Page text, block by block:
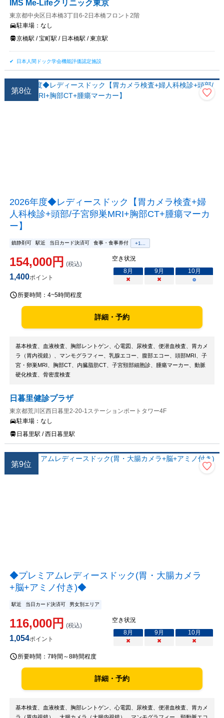
IMS Me-Lifeクリニック東京
東京都中央区日本橋3丁目6-2日本橋フロント2階
駐車場： なし
京橋駅 / 宝町駅 / 日本橋駅 / 東京駅
日本人間ドック学会機能評価認定施設
第8位
2026年度◆レディースドック【胃カメラ検査+婦
人科検診+頭部/子宮卵巣MRI+胸部CT+腫瘍マーカ
ー】
鎮静剤可 駅近 当日カード決済可 食事・食事券付 +1...
154,000円 (税込)
1,400ポイント
空き状況
8月 9月 10月
×
× ○
所要時間： 4~5時間程度
詳細・予約
基本検査、血液検査、胸部レントゲン、心電図、尿検査、便潜血検査、胃カメ
ラ（胃内視鏡）、マンモグラフィー、乳腺エコー、腹部エコー、頭部MRI、子
宮・卵巣MRI、胸部CT、内臓脂肪CT、子宮頸部細胞診、腫瘍マーカー、動脈
硬化検査、骨密度検査
日暮里健診プラザ
東京都荒川区西日暮里2-20-1ステーションポートタワー4F
駐車場： なし
日暮里駅 / 西日暮里駅
第9位
◆プレミアムレディースドック(胃・大腸カメラ
+脳+アミノ付き)◆
駅近 当日カード決済可 男女別エリア
116,000円 (税込)
1,054ポイント
空き状況
8月 9月 10月
×
× ×
所要時間： 7時間～8時間程度
詳細・予約
基本検査、血液検査、胸部レントゲン、心電図、尿検査、便潜血検査、胃カメ